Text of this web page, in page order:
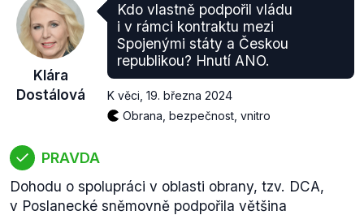
Klára
Dostálová
Kdo vlastně podpořil vládu
i v rámci kontraktu mezi
Spojenými státy a Českou
republikou? Hnutí ANO.
K věci 19. března 2024
Obrana, bezpečnost, vnitro
PRAVDA
Dohodu o spolupráci v oblasti obrany, tzv. DCA,
v Poslanecké sněmovně podpořila většina